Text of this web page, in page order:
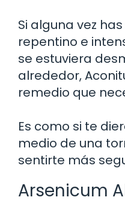
Si alguna vez
repentino e
se estuviera
alrededor,
remedio que
Es como si te
medio de una
sentirte más
Arsenicum